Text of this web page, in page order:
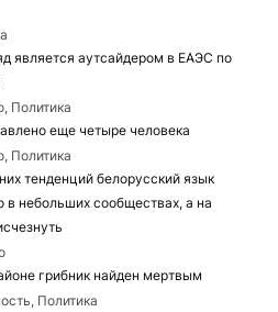
является аутсайдером в ЕАЭС по
Политика
еще четыре человека
Политика
тенденций белорусский язык
в небольших сообществах, а на
грибник найден мертвым
Политика